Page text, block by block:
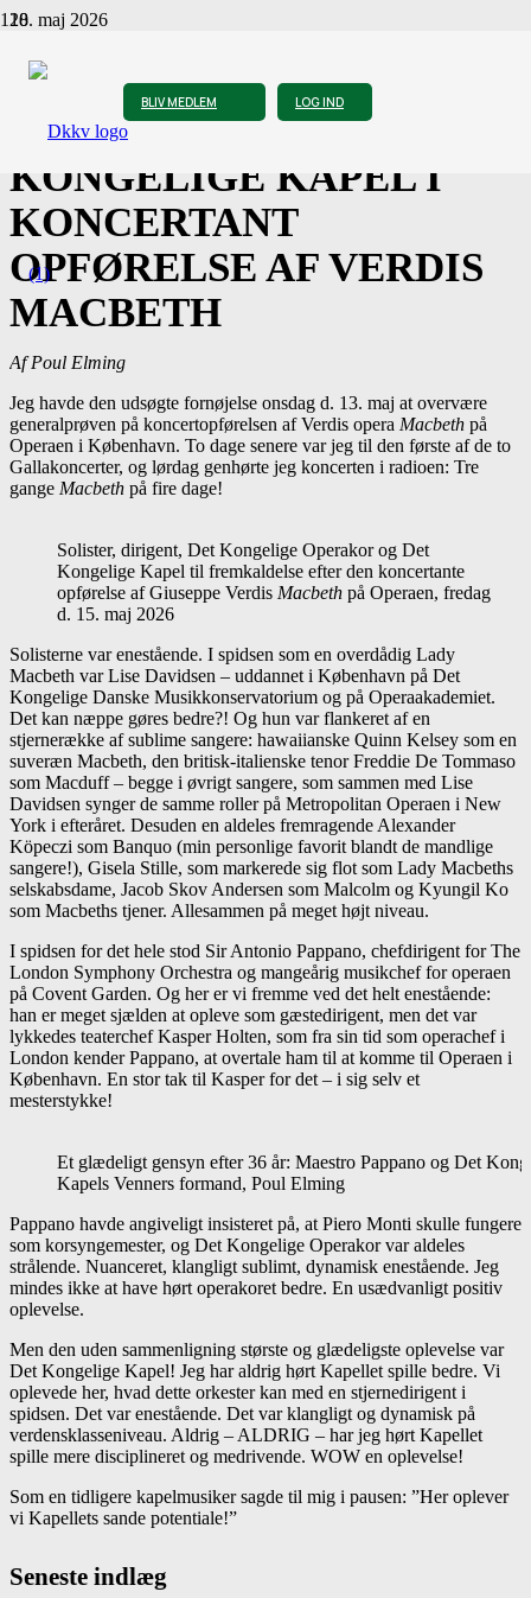
BLIV MEDLEM LOG IND
18. maj 2026
EN ENESTÅENDE
OPLEVELSE – DET
KONGELIGE KAPEL I
KONCERTANT
OPFØRELSE AF VERDIS
MACBETH
AfPoul Elming
Jeg havde den udsøgte fornøjelse onsdag d. 13. maj at overvære
generalprøven på koncertopførelsen af Verdis opera Macbeth på
Operaen i København. To dage senere var jeg til den første af de to
Gallakoncerter, og lørdag genhørte jeg koncerten i radioen: Tre
gange Macbeth på fire dage!
Solister, dirigent, Det Kongelige Operakor og Det
Kongelige Kapel til fremkaldelse efter den koncertante
opførelse af Giuseppe Verdis Macbeth på Operaen, fredag
d. 15. maj 2026
Solisterne var enestående. I spidsen som en overdådig Lady
Macbeth var Lise Davidsen – uddannet i København på Det
Kongelige Danske Musikkonservatorium og på Operaakademiet.
Det kan næppe gøres bedre?! Og hun var flankeret af en
stjernerække af sublime sangere: hawaiianske Quinn Kelsey som en
suveræn Macbeth, den britisk-italienske tenor Freddie De Tommaso
som Macduff – begge i øvrigt sangere, som sammen med Lise
Davidsen synger de samme roller på Metropolitan Operaen i New
York i efteråret. Desuden en aldeles fremragende Alexander
Köpeczi som Banquo (min personlige favorit blandt de mandlige
sangere!), Gisela Stille, som markerede sig flot som Lady Macbeths
selskabsdame, Jacob Skov Andersen som Malcolm og Kyungil Ko
som Macbeths tjener. Allesammen på meget højt niveau.
I spidsen for det hele stod Sir Antonio Pappano, chefdirigent for The
London Symphony Orchestra og mangeårig musikchef for operaen
på Covent Garden. Og her er vi fremme ved det helt enestående:
han er meget sjælden at opleve som gæstedirigent, men det var
lykkedes teaterchef Kasper Holten, som fra sin tid som operachef i
London kender Pappano, at overtale ham til at komme til Operaen i
København. En stor tak til Kasper for det – i sig selv et
mesterstykke!
Et glædeligt gensyn efter 36 år: Maestro Pappano og Det
Kapels Venners formand, Poul Elming
Pappano havde angiveligt insisteret på, at Piero Monti skulle fungere
som korsyngemester, og Det Kongelige Operakor var aldeles
strålende. Nuanceret, klangligt sublimt, dynamisk enestående. Jeg
mindes ikke at have hørt operakoret bedre. En usædvanligt positiv
oplevelse.
Men den uden sammenligning største og glædeligste oplevelse var
Det Kongelige Kapel! Jeg har aldrig hørt Kapellet spille bedre. Vi
oplevede her, hvad dette orkester kan med en stjernedirigent i
spidsen. Det var enestående. Det var klangligt og dynamisk på
verdensklasseniveau. Aldrig – ALDRIG – har jeg hørt Kapellet
spille mere disciplineret og medrivende. WOW en oplevelse!
Som en tidligere kapelmusiker sagde til mig i pausen: ”Her oplever
vi Kapellets sande potentiale!”
Seneste indlæg